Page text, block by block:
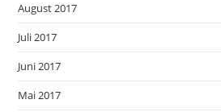
August 2017
Juli 2017
Juni 2017
Mai 2017